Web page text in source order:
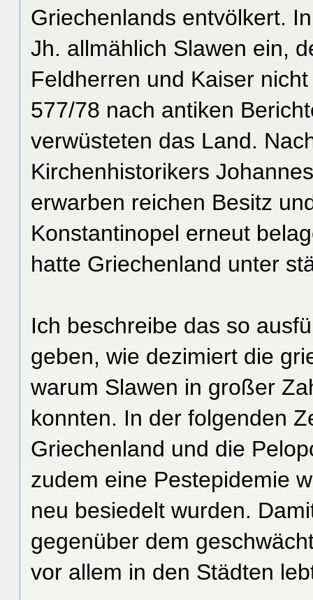
Griechenlands entvölkert.
Jh. allmählich Slawen ein,
Feldherren und Kaiser
577/78 nach antiken
verwüsteten das Land.
Kirchenhistorikers
erwarben reichen Besitz
Konstantinopel erneut
hatte Griechenland unter
Ich beschreibe das so
geben, wie dezimiert die
warum Slawen in großer
konnten. In der folgenden
Griechenland und die
zudem eine Pestepidemie
neu besiedelt wurden.
gegenüber dem
vor allem in den Städten